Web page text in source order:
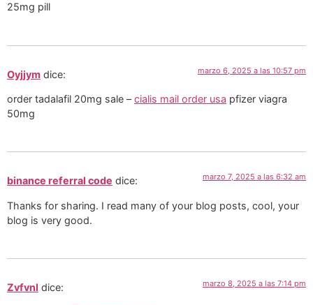
25mg pill
Oyjjym dice: marzo 6, 2025 a las 10:57 pm
order tadalafil 20mg sale –cialis mail order usa pfizer viagra
50mg
binance referral code dice: marzo 7, 2025 a las 6:32 am
Thanks for sharing. I read many of your blog posts, cool, your
blog is very good.
Zvfvnl dice: marzo 8, 2025 a las 7:14 pm